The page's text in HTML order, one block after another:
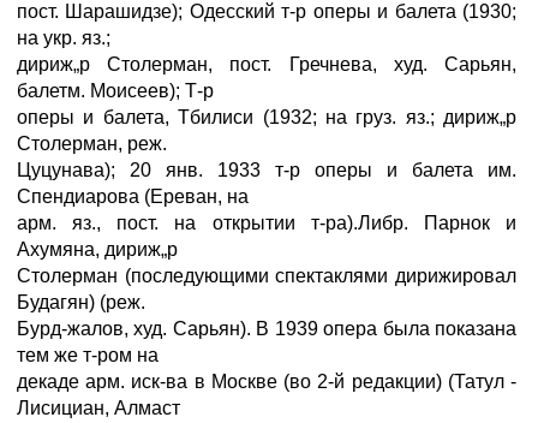
пост. Шарашидзе); Одесский т-р оперы и балета (1930;
на укр. яз.;
дириж„р Столерман, пост. Гречнева, худ. Сарьян,
балетм. Моисеев); Т-р
оперы и балета, Тбилиси (1932; на груз. яз.; дириж„р
Столерман, реж.
Цуцунава); 20 янв. 1933 т-р оперы и балета им.
Спендиарова (Ереван, на
арм. яз., пост. на открытии т-ра).Либр. Парнок и
Ахумяна, дириж„р
Столерман (последующими спектаклями дирижировал
Будагян) (реж.
Бурд-жалов, худ. Сарьян). В 1939 опера была показана
тем же т-ром на
декаде арм. иск-ва в Москве (во 2-й редакции) (Татул -
Лисициан, Алмаст